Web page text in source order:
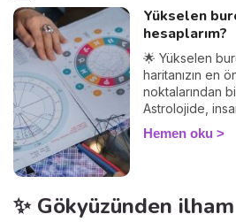
Yükselen
hesaplarım?
🌟 Yükselen
haritanızın en
noktalarından
Astrolojide,
nasıl gördüğünü
diğerleriyle olan
ve ilişkileriniz
Hemen oku
✨ Gökyüzünden ilham